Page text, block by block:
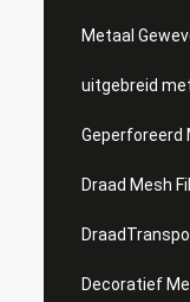
Metaal
uitgebreid
Geperforeerd
Draad Mesh
Decoratief